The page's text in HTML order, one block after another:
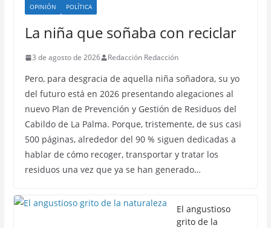
OPINIÓN
POLÍTICA
La niña que soñaba con reciclar
3 de agosto de 2026 Redacción Redacción
Pero, para desgracia de aquella niña soñadora, su yo
del futuro está en 2026 presentando alegaciones al
nuevo Plan de Prevención y Gestión de Residuos del
Cabildo de La Palma. Porque, tristemente, de sus casi
500 páginas, alrededor del 90 % siguen dedicadas a
hablar de cómo recoger, transportar y tratar los
residuos una vez que ya se han generado…
El angustioso
grito de la